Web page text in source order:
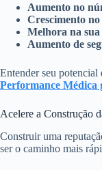
Aumento no
Crescimento
Melhora na
Aumento de
Entender seu potencial
Performance Médica
Acelere a Construção
Construir uma
ser o caminho mais